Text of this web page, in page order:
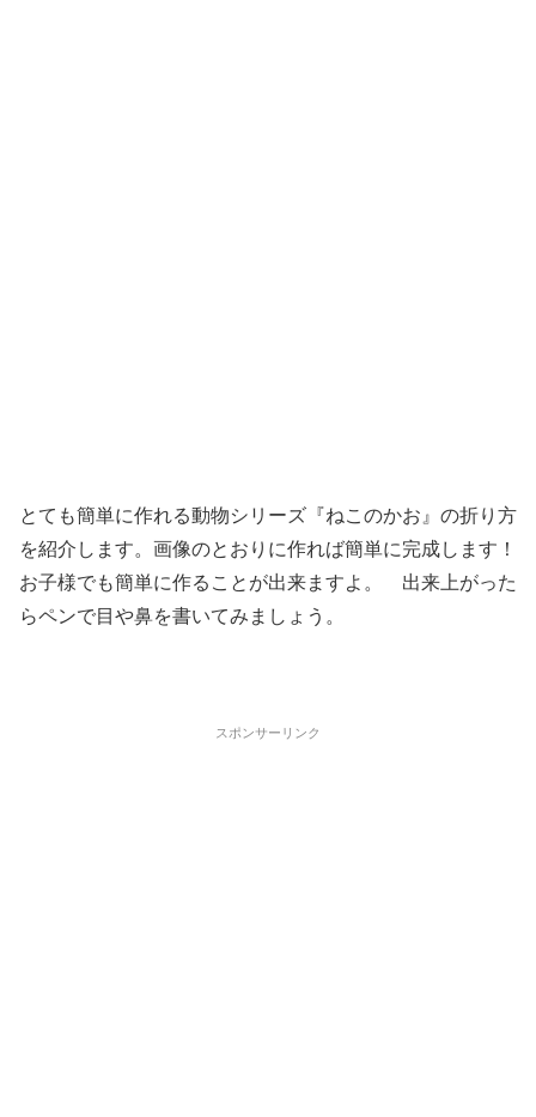
とても簡単に作れる動物シリーズ『ねこのかお』の折り方
を紹介します。画像のとおりに作れば簡単に完成します！
お子様でも簡単に作ることが出来ますよ。 出来上がった
らペンで目や鼻を書いてみましょう。
スポンサーリンク